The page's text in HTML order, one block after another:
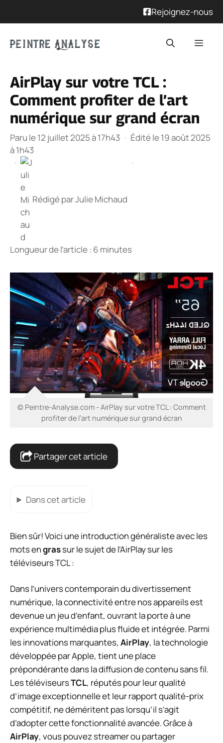
Rejoignez-nous
AirPlay sur votre TCL :
Comment profiter de l’art
numérique sur grand écran
Paru le 12 juillet 2025 à 17h43 · Édité le 19 août 2025
à 1h43
·
Rédigé parJulie Michaud
·
Longueur de l’article : 6 minutes
© Peintre-Analyse.com - AirPlay sur votre TCL : Comment
profiter de l’art numérique sur grand écran
Partager cet article
Dans cet article
Bien sûr! Voici une introduction généraliste avec les
mots engrassur le sujet de l’AirPlay sur les
téléviseurs TCL :
Dans l’univers contemporain du divertissement
numérique, la connectivité entre nos appareils est
devenue un jeu d’enfant, ouvrant la porte à une
expérience multimédia plus fluide et intégrée. Parmi
les innovations marquantes, AirPlay, la technologie
développée par Apple, tient une place
prépondérante dans la diffusion de contenu sans fil.
Les téléviseursTCL, réputés pour leur qualité
d’image exceptionnelle et leur rapport qualité-prix
compétitif, ne déméritent pas lorsqu’il s’agit
d’adopter cette fonctionnalité avancée. Grâce à
AirPlay, vous pouvez streamer ou partager